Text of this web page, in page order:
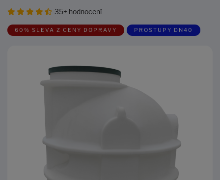
35+ hodnocení
60% SLEVA Z CENY DOPRAVY PROSTUPY DN40